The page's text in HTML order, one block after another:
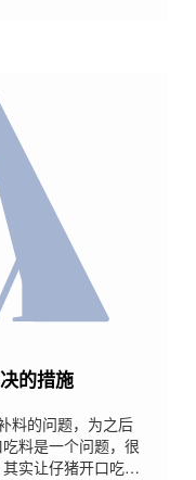
的措施
料的问题，为之后
料是一个问题，很
实让仔猪开口吃料